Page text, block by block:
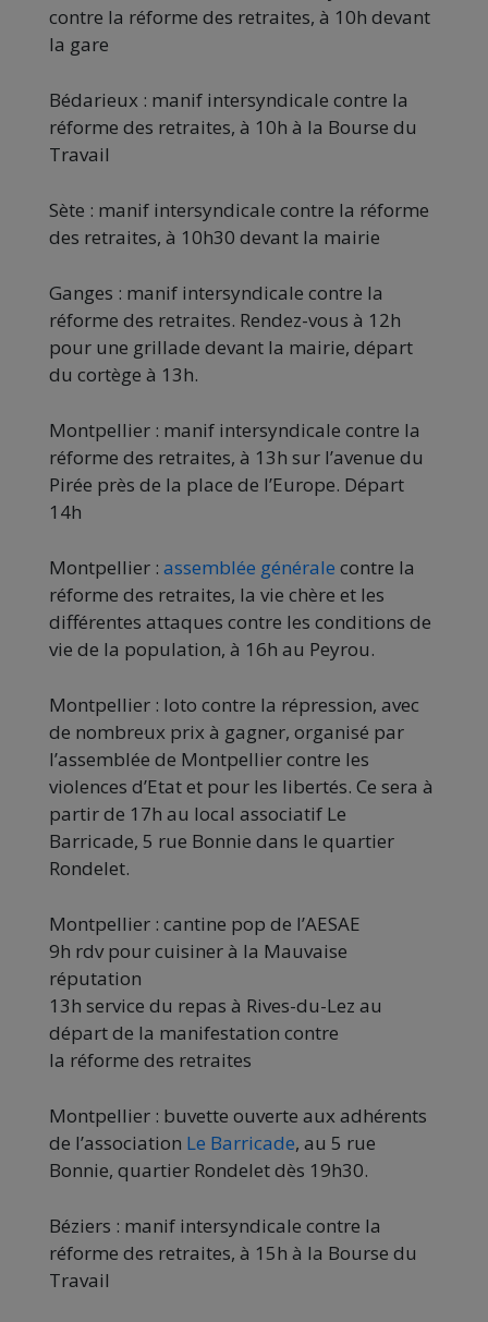
contre la réforme des retraites, à 10h devant
la gare
Bédarieux : manif intersyndicale contre la
réforme des retraites, à 10h à la Bourse du
Travail
Sète : manif intersyndicale contre la réforme
des retraites, à 10h30 devant la mairie
Ganges : manif intersyndicale contre la
réforme des retraites. Rendez-vous à 12h
pour une grillade devant la mairie, départ
du cortège à 13h.
Montpellier : manif intersyndicale contre la
réforme des retraites, à 13h sur l’avenue du
Pirée près de la place de l’Europe. Départ
14h
Montpellier : assemblée générale contre la
réforme des retraites, la vie chère et les
différentes attaques contre les conditions de
vie de la population, à 16h au Peyrou.
Montpellier : loto contre la répression, avec
de nombreux prix à gagner, organisé par
l’assemblée de Montpellier contre les
violences d’Etat et pour les libertés. Ce sera à
partir de 17h au local associatif Le
Barricade, 5 rue Bonnie dans le quartier
Rondelet.
Montpellier : cantine pop de l’AESAE
9h rdv pour cuisiner à la Mauvaise
réputation
13h service du repas à Rives-du-Lez au
départ de la manifestation contre
la réforme des retraites
Montpellier : buvette ouverte aux adhérents
de l’association Le Barricade, au 5 rue
Bonnie, quartier Rondelet dès 19h30.
Béziers : manif intersyndicale contre la
réforme des retraites, à 15h à la Bourse du
Travail